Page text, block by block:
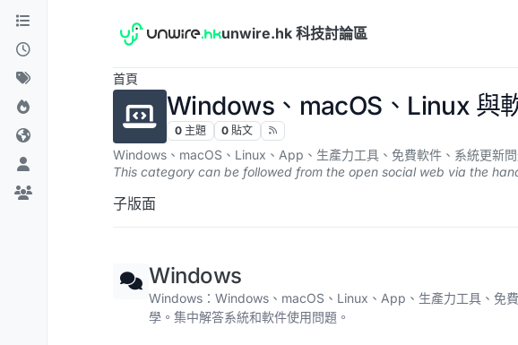
跳到內容
unwire.hk 科技討論區
首頁
Windows、macOS、Linux 與
0 主題 0 貼文
Windows、macOS、Linux、App、生產力工具、免費軟件、系統更新
This category can be followed from the open social web via the
子版面
Windows
Windows：Windows、macOS、Linux、App、生產力工具、免
學。集中解答系統和軟件使用問題。